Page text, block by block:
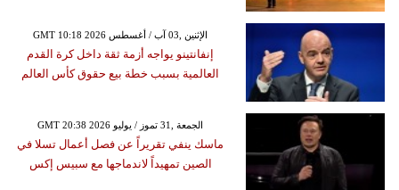
GMT 10:18 2026 الإثنين ,03 آب / أغسطس
إنفانتينو يواجه أزمة ثقة داخل كرة القدم
العالمية بسبب خطة بيع حقوق كأس العالم
GMT 20:38 2026 الجمعة ,31 تموز / يوليو
ماسك ينفي تقريراً عن فصل أعمال تسلا في
الصين تمهيداً لاندماجها مع سبيس إكس